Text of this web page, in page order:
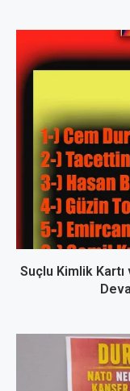
Suçlu Kimlik Kartı